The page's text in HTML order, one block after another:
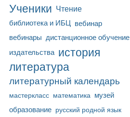
Ученики Чтение
библиотека и ИБЦ вебинар
вебинары дистанционное обучение
издательства история
литература
литературный календарь
мастеркласс математика музей
образование русский родной язык